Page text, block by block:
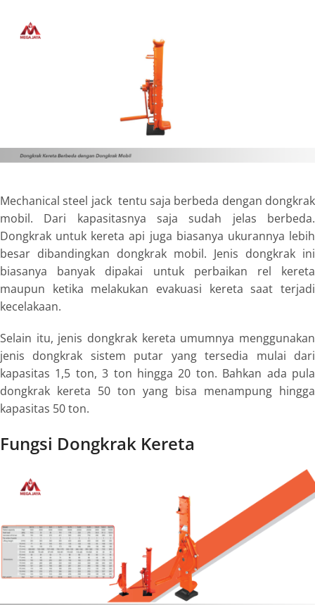
Mechanical steel jack tentu saja berbeda dengan dongkrak
mobil. Dari kapasitasnya saja sudah jelas berbeda.
Dongkrak untuk kereta api juga biasanya ukurannya lebih
besar dibandingkan dongkrak mobil. Jenis dongkrak ini
biasanya banyak dipakai untuk perbaikan rel kereta
maupun ketika melakukan evakuasi kereta saat terjadi
kecelakaan.
Selain itu, jenis dongkrak kereta umumnya menggunakan
jenis dongkrak sistem putar yang tersedia mulai dari
kapasitas 1,5 ton, 3 ton hingga 20 ton. Bahkan ada pula
dongkrak kereta 50 ton yang bisa menampung hingga
kapasitas 50 ton.
Fungsi Dongkrak Kereta